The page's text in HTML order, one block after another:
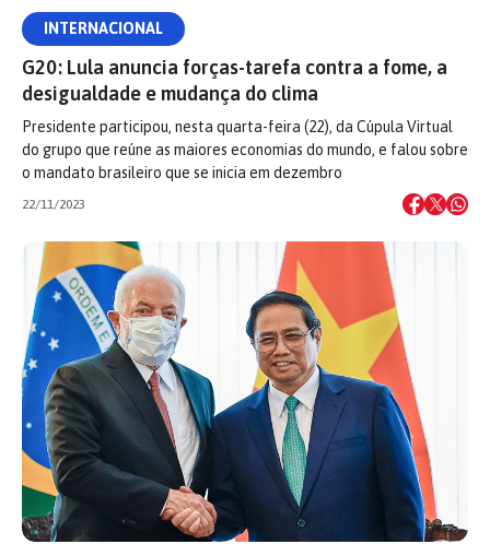
INTERNACIONAL
G20: Lula anuncia forças-tarefa contra a fome, a
desigualdade e mudança do clima
Presidente participou, nesta quarta-feira (22), da Cúpula Virtual
do grupo que reúne as maiores economias do mundo, e falou sobre
o mandato brasileiro que se inicia em dezembro
22/11/2023